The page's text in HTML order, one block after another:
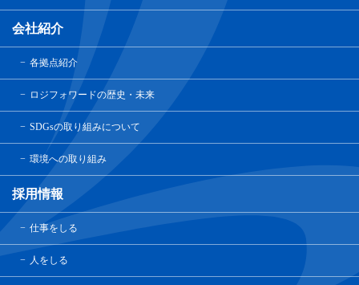
会社紹介
各拠点紹介
ロジフォワードの歴史・未来
SDGsの取り組みについて
環境への取り組み
採用情報
仕事をしる
人をしる